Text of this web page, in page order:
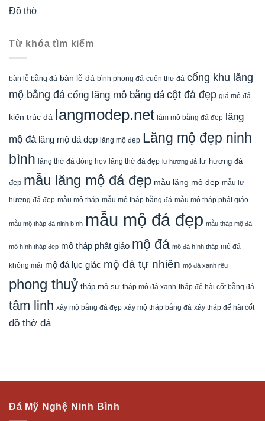
Đồ thờ
Từ khóa tìm kiếm
bàn lễ bằng đá bàn lễ đá bình phong đá cuốn thư đá cổng khu lăng
mộ bằng đá cổng lăng mộ bằng đá cột đá đẹp giá mộ đá
kiến trúc đá langmodep.net làm mộ bằng đá đẹp lăng
mộ đá lăng mộ đá đẹp lăng mộ đẹp Lăng mộ đẹp ninh
bình lăng thờ đá dòng họv lăng thờ đá đẹp lư hương đá lư hương đá
đẹp mẫu lăng mộ đá đẹp mẫu lăng mộ đẹp mẫu lư
hương đá đẹp mẫu mộ tháp mẫu mộ tháp bằng đá mẫu mộ tháp phật giáo
mẫu mộ tháp đá ninh bình mẫu mộ đá đẹp mẫu tháp mộ đá
mộ hình tháp đẹp mộ tháp phật giáo mộ đá mộ đá hình tháp mộ đá
không mái mộ đá lục giác mộ đá tự nhiên mộ đá xanh rêu
phong thuỷ tháp mộ sư tháp mộ đá xanh tháp để hài cốt bằng đá
tâm linh xây mộ bằng đá đẹp xây mộ tháp bằng đá xây tháp để hài cốt
đồ thờ đá
Đá Mỹ Nghệ Ninh Bình